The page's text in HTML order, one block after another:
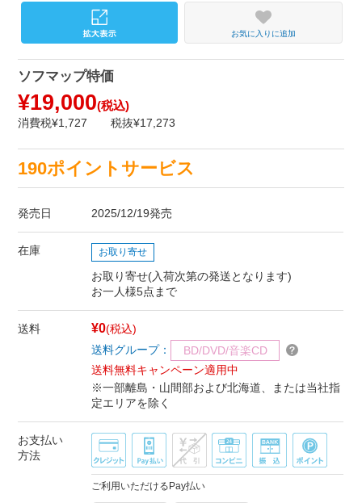
お気に入りに追加
ソフマップ特価
¥19,000(税込)
消費税¥1,727 税抜¥17,273
190ポイントサービス
発売日 2025/12/19発売
在庫 お取り寄せ
お取り寄せ(入荷次第の発送となります)
お一人様5点まで
送料 ¥0(税込)
送料グループ：
BD/DVD/音楽CD
送料無料キャンペーン適用中
※一部離島・山間部および北海道、または当社指
定エリアを除く
お支払い
方法
ご利用いただけるPay払い